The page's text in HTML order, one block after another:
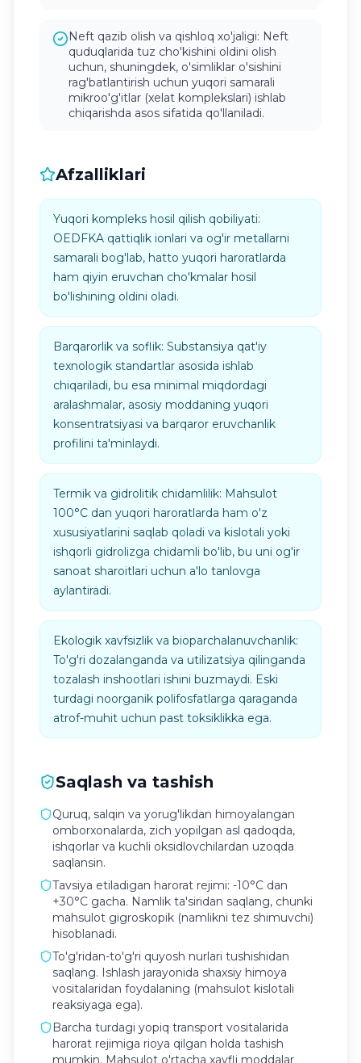
Neft qazib olish va qishloq xo'jaligi: Neft
quduqlarida tuz cho'kishini oldini olish
uchun, shuningdek, o'simliklar o'sishini
rag'batlantirish uchun yuqori samarali
mikroo'g'itlar (xelat komplekslari) ishlab
chiqarishda asos sifatida qo'llaniladi.
Afzalliklari
Yuqori kompleks hosil qilish qobiliyati:
OEDFKA qattiqlik ionlari va og'ir metallarni
samarali bog'lab, hatto yuqori haroratlarda
ham qiyin eruvchan cho'kmalar hosil
bo'lishining oldini oladi.
Barqarorlik va soflik: Substansiya qat'iy
texnologik standartlar asosida ishlab
chiqariladi, bu esa minimal miqdordagi
aralashmalar, asosiy moddaning yuqori
konsentratsiyasi va barqaror eruvchanlik
profilini ta'minlaydi.
Termik va gidrolitik chidamlilik: Mahsulot
100°C dan yuqori haroratlarda ham o'z
xususiyatlarini saqlab qoladi va kislotali yoki
ishqorli gidrolizga chidamli bo'lib, bu uni og'ir
sanoat sharoitlari uchun a'lo tanlovga
aylantiradi.
Ekologik xavfsizlik va bioparchalanuvchanlik:
To'g'ri dozalanganda va utilizatsiya qilinganda
tozalash inshootlari ishini buzmaydi. Eski
turdagi noorganik polifosfatlarga qaraganda
atrof-muhit uchun past toksiklikka ega.
Saqlash va tashish
Quruq, salqin va yorug'likdan himoyalangan
omborxonalarda, zich yopilgan asl qadoqda,
ishqorlar va kuchli oksidlovchilardan uzoqda
saqlansin.
Tavsiya etiladigan harorat rejimi: -10°C dan
+30°C gacha. Namlik ta'siridan saqlang, chunki
mahsulot gigroskopik (namlikni tez shimuvchi)
hisoblanadi.
To'g'ridan-to'g'ri quyosh nurlari tushishidan
saqlang. Ishlash jarayonida shaxsiy himoya
vositalaridan foydalaning (mahsulot kislotali
reaksiyaga ega).
Barcha turdagi yopiq transport vositalarida
harorat rejimiga rioya qilgan holda tashish
mumkin. Mahsulot o'rtacha xavfli moddalar